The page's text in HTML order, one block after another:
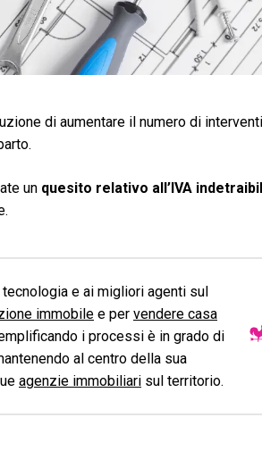
di aumentare il numero di
un quesito relativo all’IVA
e ai migliori agenti sul
immobile e per vendere casa
i processi è in grado di
al centro della sua
agenzie immobiliari sul territorio.